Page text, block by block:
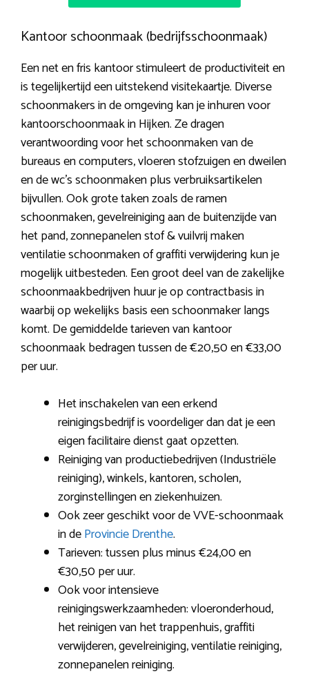
Kantoor schoonmaak (bedrijfsschoonmaak)
Een net en fris kantoor stimuleert de productiviteit en
is tegelijkertijd een uitstekend visitekaartje. Diverse
schoonmakers in de omgeving kan je inhuren voor
kantoorschoonmaak in Hijken. Ze dragen
verantwoording voor het schoonmaken van de
bureaus en computers, vloeren stofzuigen en dweilen
en de wc’s schoonmaken plus verbruiksartikelen
bijvullen. Ook grote taken zoals de ramen
schoonmaken, gevelreiniging aan de buitenzijde van
het pand, zonnepanelen stof & vuilvrij maken
ventilatie schoonmaken of graffiti verwijdering kun je
mogelijk uitbesteden. Een groot deel van de zakelijke
schoonmaakbedrijven huur je op contractbasis in
waarbij op wekelijks basis een schoonmaker langs
komt. De gemiddelde tarieven van kantoor
schoonmaak bedragen tussen de €20,50 en €33,00
per uur.
Het inschakelen van een erkend
reinigingsbedrijf is voordeliger dan dat je een
eigen facilitaire dienst gaat opzetten.
Reiniging van productiebedrijven (Industriële
reiniging), winkels, kantoren, scholen,
zorginstellingen en ziekenhuizen.
Ook zeer geschikt voor de VVE-schoonmaak
in deProvincie Drenthe.
Tarieven: tussen plus minus €24,00 en
€30,50 per uur.
Ook voor intensieve
reinigingswerkzaamheden: vloeronderhoud,
het reinigen van het trappenhuis, graffiti
verwijderen, gevelreiniging, ventilatie reiniging,
zonnepanelen reiniging.